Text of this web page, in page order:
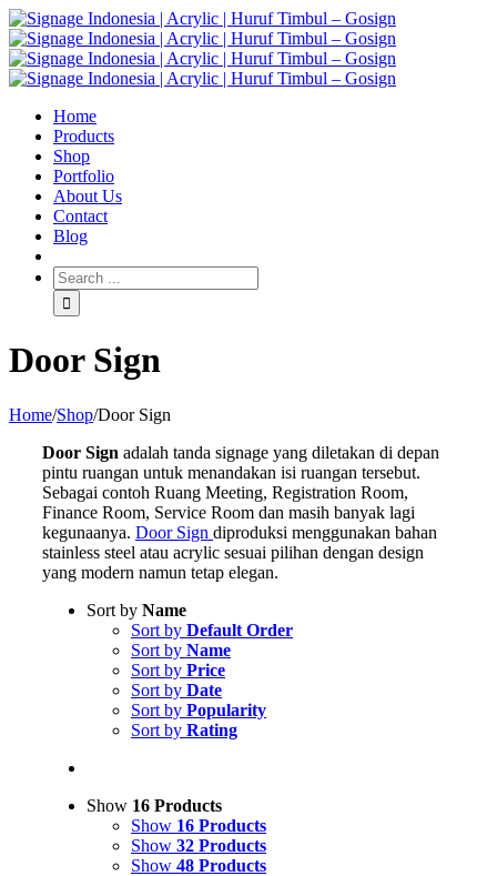
Home
Products
Shop
Portfolio
About Us
Contact
Blog
Door Sign
Home/Shop/Door Sign
Door Sign adalah tanda signage yang diletakan di depan
pintu ruangan untuk menandakan isi ruangan tersebut.
Sebagai contoh Ruang Meeting, Registration Room,
Finance Room, Service Room dan masih banyak lagi
kegunaanya. Door Sign diproduksi menggunakan bahan
stainless steel atau acrylic sesuai pilihan dengan design
yang modern namun tetap elegan.
Sort by Name
Sort by Default Order
Sort by Name
Sort by Price
Sort by Date
Sort by Popularity
Sort by Rating
Show 16 Products
Show 16 Products
Show 32 Products
Show 48 Products